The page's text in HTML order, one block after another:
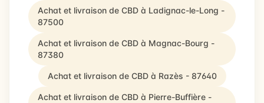
Achat et livraison de CBD à Ladignac-le-Long -
87500
Achat et livraison de CBD à Magnac-Bourg -
87380
Achat et livraison de CBD à Razès - 87640
Achat et livraison de CBD à Pierre-Buffière -